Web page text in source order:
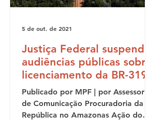
Justiça Federal suspende
audiências públicas sobre
licenciamento da BR-319
Publicado por MPF | por Assessoria
de Comunicação Procuradoria da
República no Amazonas Ação do
5 de out. de 2021